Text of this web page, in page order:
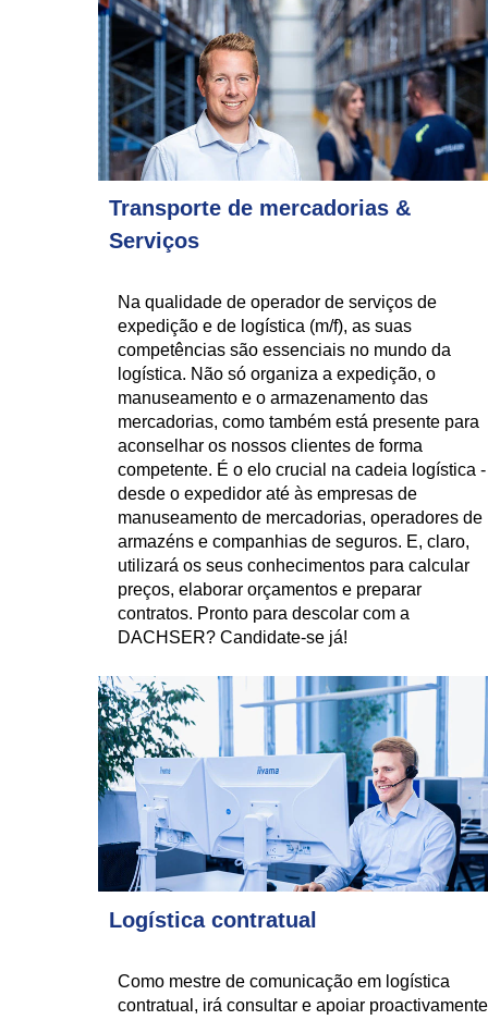
Transporte de mercadorias &
Serviços
Na qualidade de operador de serviços de
expedição e de logística (m/f), as suas
competências são essenciais no mundo da
logística. Não só organiza a expedição, o
manuseamento e o armazenamento das
mercadorias, como também está presente para
aconselhar os nossos clientes de forma
competente. É o elo crucial na cadeia logística -
desde o expedidor até às empresas de
manuseamento de mercadorias, operadores de
armazéns e companhias de seguros. E, claro,
utilizará os seus conhecimentos para calcular
preços, elaborar orçamentos e preparar
contratos. Pronto para descolar com a
DACHSER? Candidate-se já!
Logística contratual
Como mestre de comunicação em logística
contratual, irá consultar e apoiar proactivamente